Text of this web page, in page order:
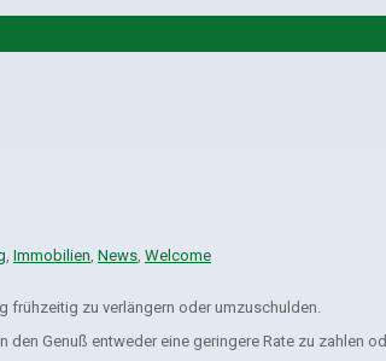
Immobilien News Welcome
frühzeitig zu verlängern oder umzuschulden.
Genuß entweder eine geringere Rate zu zahlen